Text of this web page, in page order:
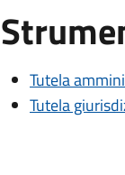
Tutela
Tutela